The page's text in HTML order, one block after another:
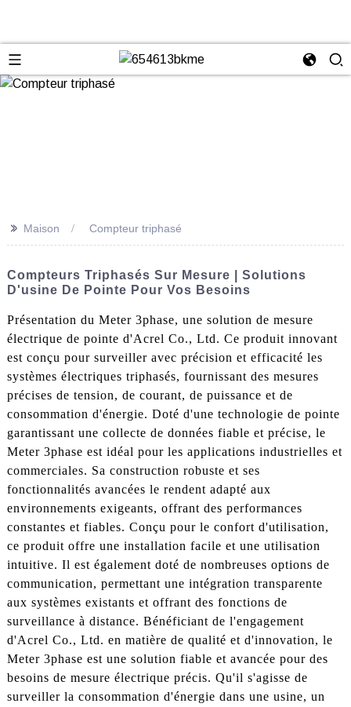
>> Maison Compteur triphasé
Compteurs Triphasés Sur Mesure | Solutions
D'usine De Pointe Pour Vos Besoins
Présentation du Meter 3phase, une solution de mesure
électrique de pointe d'Acrel Co., Ltd. Ce produit innovant
est conçu pour surveiller avec précision et efficacité les
systèmes électriques triphasés, fournissant des mesures
précises de tension, de courant, de puissance et de
consommation d'énergie. Doté d'une technologie de pointe
garantissant une collecte de données fiable et précise, le
Meter 3phase est idéal pour les applications industrielles et
commerciales. Sa construction robuste et ses
fonctionnalités avancées le rendent adapté aux
environnements exigeants, offrant des performances
constantes et fiables. Conçu pour le confort d'utilisation,
ce produit offre une installation facile et une utilisation
intuitive. Il est également doté de nombreuses options de
communication, permettant une intégration transparente
aux systèmes existants et offrant des fonctions de
surveillance à distance. Bénéficiant de l'engagement
d'Acrel Co., Ltd. en matière de qualité et d'innovation, le
Meter 3phase est une solution fiable et avancée pour des
besoins de mesure électrique précis. Qu'il s'agisse de
surveiller la consommation d'énergie dans une usine, un